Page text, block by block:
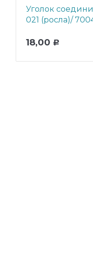
Уголок
021 (росла)/
18,00 Р